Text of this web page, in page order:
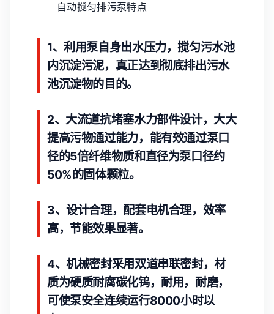
自动搅匀排污泵特点
1、利用泵自身出水压力，搅匀污水池
内沉淀污泥，真正达到彻底排出污水
池沉淀物的目的。
2、大流道抗堵塞水力部件设计，大大
提高污物通过能力，能有效通过泵口
径的5倍纤维物质和直径为泵口径约
50%的固体颗粒。
3、设计合理，配套电机合理，效率
高，节能效果显著。
4、机械密封采用双道串联密封，材
质为硬质耐腐碳化钨，耐用，耐磨，
可使泵安全连续运行8000小时以